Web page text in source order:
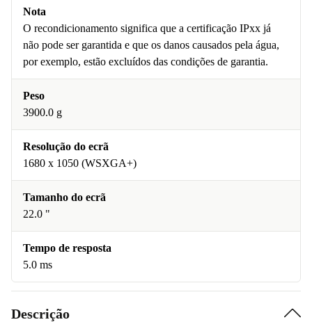
Nota
O recondicionamento significa que a certificação IPxx já
não pode ser garantida e que os danos causados pela água,
por exemplo, estão excluídos das condições de garantia.
Peso
3900.0 g
Resolução do ecrã
1680 x 1050 (WSXGA+)
Tamanho do ecrã
22.0 "
Tempo de resposta
5.0 ms
Descrição